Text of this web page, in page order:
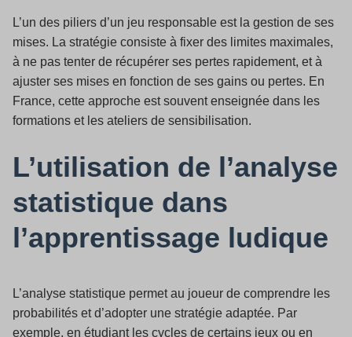
L’un des piliers d’un jeu responsable est la gestion de ses
mises. La stratégie consiste à fixer des limites maximales,
à ne pas tenter de récupérer ses pertes rapidement, et à
ajuster ses mises en fonction de ses gains ou pertes. En
France, cette approche est souvent enseignée dans les
formations et les ateliers de sensibilisation.
L’utilisation de l’analyse
statistique dans
l’apprentissage ludique
L’analyse statistique permet au joueur de comprendre les
probabilités et d’adopter une stratégie adaptée. Par
exemple, en étudiant les cycles de certains jeux ou en